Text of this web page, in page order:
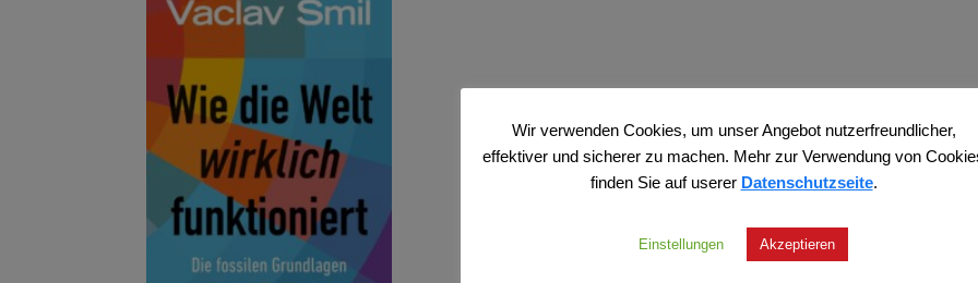
Wir verwenden Cookies, um unser Angebot nutzerfreundlicher,
effektiver und sicherer zu machen. Mehr zur Verwendung von
finden Sie auf userer Datenschutzseite.
Einstellungen Akzeptieren